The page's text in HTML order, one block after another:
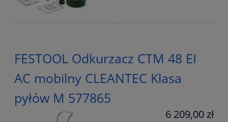
FESTOOL Odkurzacz CTM 48 EI
AC mobilny CLEANTEC Klasa
pyłów M 577865
6 209,00 zł